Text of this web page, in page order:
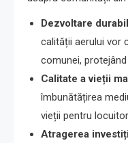
Dezvoltare
calității aerului vor
comunei,
Calitate a vieții
îmbunătățirea
vieții pentru
Atragerea